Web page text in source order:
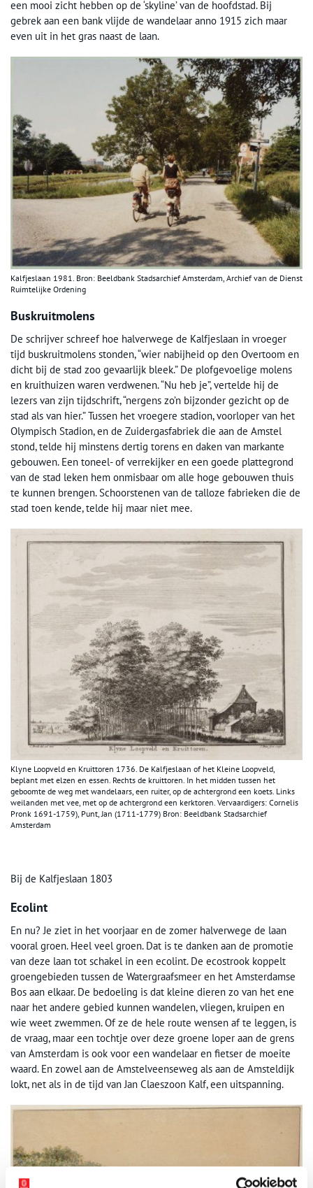
een mooi zicht hebben op de ‘skyline’ van de hoofdstad. Bij
gebrek aan een bank vlijde de wandelaar anno 1915 zich maar
even uit in het gras naast de laan.
Kalfjeslaan 1981. Bron: Beeldbank Stadsarchief Amsterdam, Archief van de Dienst
Ruimtelijke Ordening
Buskruitmolens
De schrijver schreef hoe halverwege de Kalfjeslaan in vroeger
tijd buskruitmolens stonden, “wier nabijheid op den Overtoom en
dicht bij de stad zoo gevaarlijk bleek.” De plofgevoelige molens
en kruithuizen waren verdwenen. “Nu heb je”, vertelde hij de
lezers van zijn tijdschrift, “nergens zo’n bijzonder gezicht op de
stad als van hier.” Tussen het vroegere stadion, voorloper van het
Olympisch Stadion, en de Zuidergasfabriek die aan de Amstel
stond, telde hij minstens dertig torens en daken van markante
gebouwen. Een toneel- of verrekijker en een goede plattegrond
van de stad leken hem onmisbaar om alle hoge gebouwen thuis
te kunnen brengen. Schoorstenen van de talloze fabrieken die de
stad toen kende, telde hij maar niet mee.
Klyne Loopveld en Kruittoren 1736. De Kalfjeslaan of het Kleine Loopveld,
beplant met elzen en essen. Rechts de kruittoren. In het midden tussen het
geboomte de weg met wandelaars, een ruiter, op de achtergrond een koets. Links
weilanden met vee, met op de achtergrond een kerktoren. Vervaardigers: Cornelis
Pronk 1691-1759), Punt, Jan (1711-1779) Bron: Beeldbank Stadsarchief
Amsterdam
Bij de Kalfjeslaan 1803
Ecolint
En nu? Je ziet in het voorjaar en de zomer halverwege de laan
vooral groen. Heel veel groen. Dat is te danken aan de promotie
van deze laan tot schakel in een ecolint. De ecostrook koppelt
groengebieden tussen de Watergraafsmeer en het Amsterdamse
Bos aan elkaar. De bedoeling is dat kleine dieren zo van het ene
naar het andere gebied kunnen wandelen, vliegen, kruipen en
wie weet zwemmen. Of ze de hele route wensen af te leggen, is
de vraag, maar een tochtje over deze groene loper aan de grens
van Amsterdam is ook voor een wandelaar en fietser de moeite
waard. En zowel aan de Amstelveenseweg als aan de Amsteldijk
lokt, net als in de tijd van Jan Claeszoon Kalf, een uitspanning.